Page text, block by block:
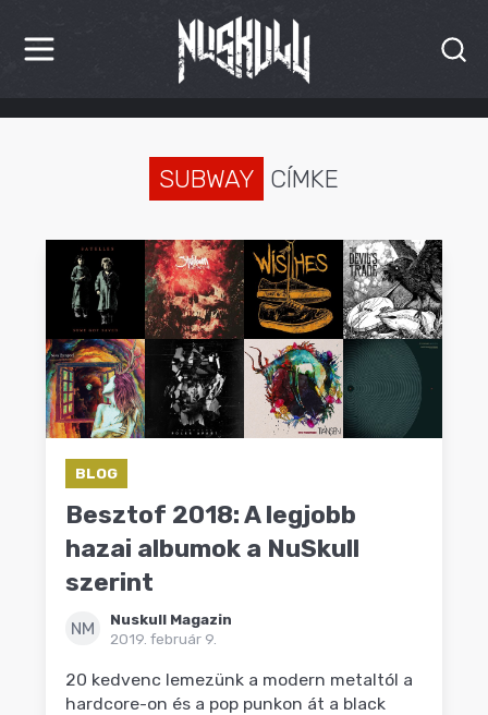
HÍREK
INTERJÚK
PREMIEREK
KULT
MÁSVILÁG
BLOG
SUBWAY CÍMKE
BLOG
Besztof 2018: A legjobb
hazai albumok a NuSkull
szerint
NM
Nuskull Magazin
2019. február 9.
20 kedvenc lemezünk a modern metaltól a
hardcore-on és a pop punkon át a black